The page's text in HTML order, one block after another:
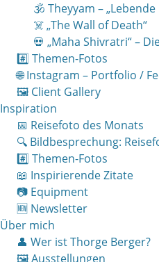
🕉 Theyyam – „Lebende
☠️ „The Wall of Death“
💀 „Maha Shivratri“ –
#️⃣ Themen-Fotos
🌐 Instagram – Portfolio /
🖼 Client Gallery
Inspiration
📅 Reisefoto des Monats
🔍 Bildbesprechung:
#️⃣ Themen-Fotos
📖 Inspirierende Zitate
📷 Equipment
🆕 Newsletter
Über mich
👤 Wer ist Thorge Berger?
🖼 Ausstellungen